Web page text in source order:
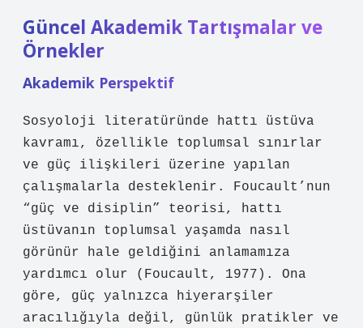
Güncel Akademik Tartışmalar ve
Örnekler
Akademik Perspektif
Sosyoloji literatüründe hattı üstüva
kavramı, özellikle toplumsal sınırlar
ve güç ilişkileri üzerine yapılan
çalışmalarla desteklenir. Foucault’nun
“güç ve disiplin” teorisi, hattı
üstüvanın toplumsal yaşamda nasıl
görünür hale geldiğini anlamamıza
yardımcı olur (Foucault, 1977). Ona
göre, güç yalnızca hiyerarşiler
aracılığıyla değil, günlük pratikler ve